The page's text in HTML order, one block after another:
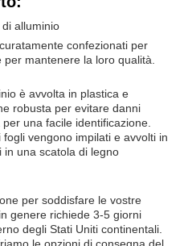
alluminio
confezionati per
mantenere la loro qualità.
è avvolta in plastica e
robusta per evitare danni
una facile identificazione.
vengono impilati e avvolti in
in una scatola di legno
per soddisfare le vostre
genere richiede 3-5 giorni
degli Stati Uniti continentali.